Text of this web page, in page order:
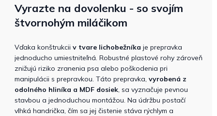
Vyrazte na dovolenku - so svojím
štvornohým miláčikom
Vďaka konštrukcii v tvare lichobežníka je prepravka
jednoducho umiestniteľná. Robustné plastové rohy zároveň
znižujú riziko zranenia psa alebo poškodenia pri
manipulácii s prepravkou. Táto prepravka, vyrobená z
odolného hliníka a MDF dosiek , sa vyznačuje pevnou
stavbou a jednoduchou montážou. Na údržbu postačí
vlhká handrička, čím sa jej čistenie stáva rýchlym a